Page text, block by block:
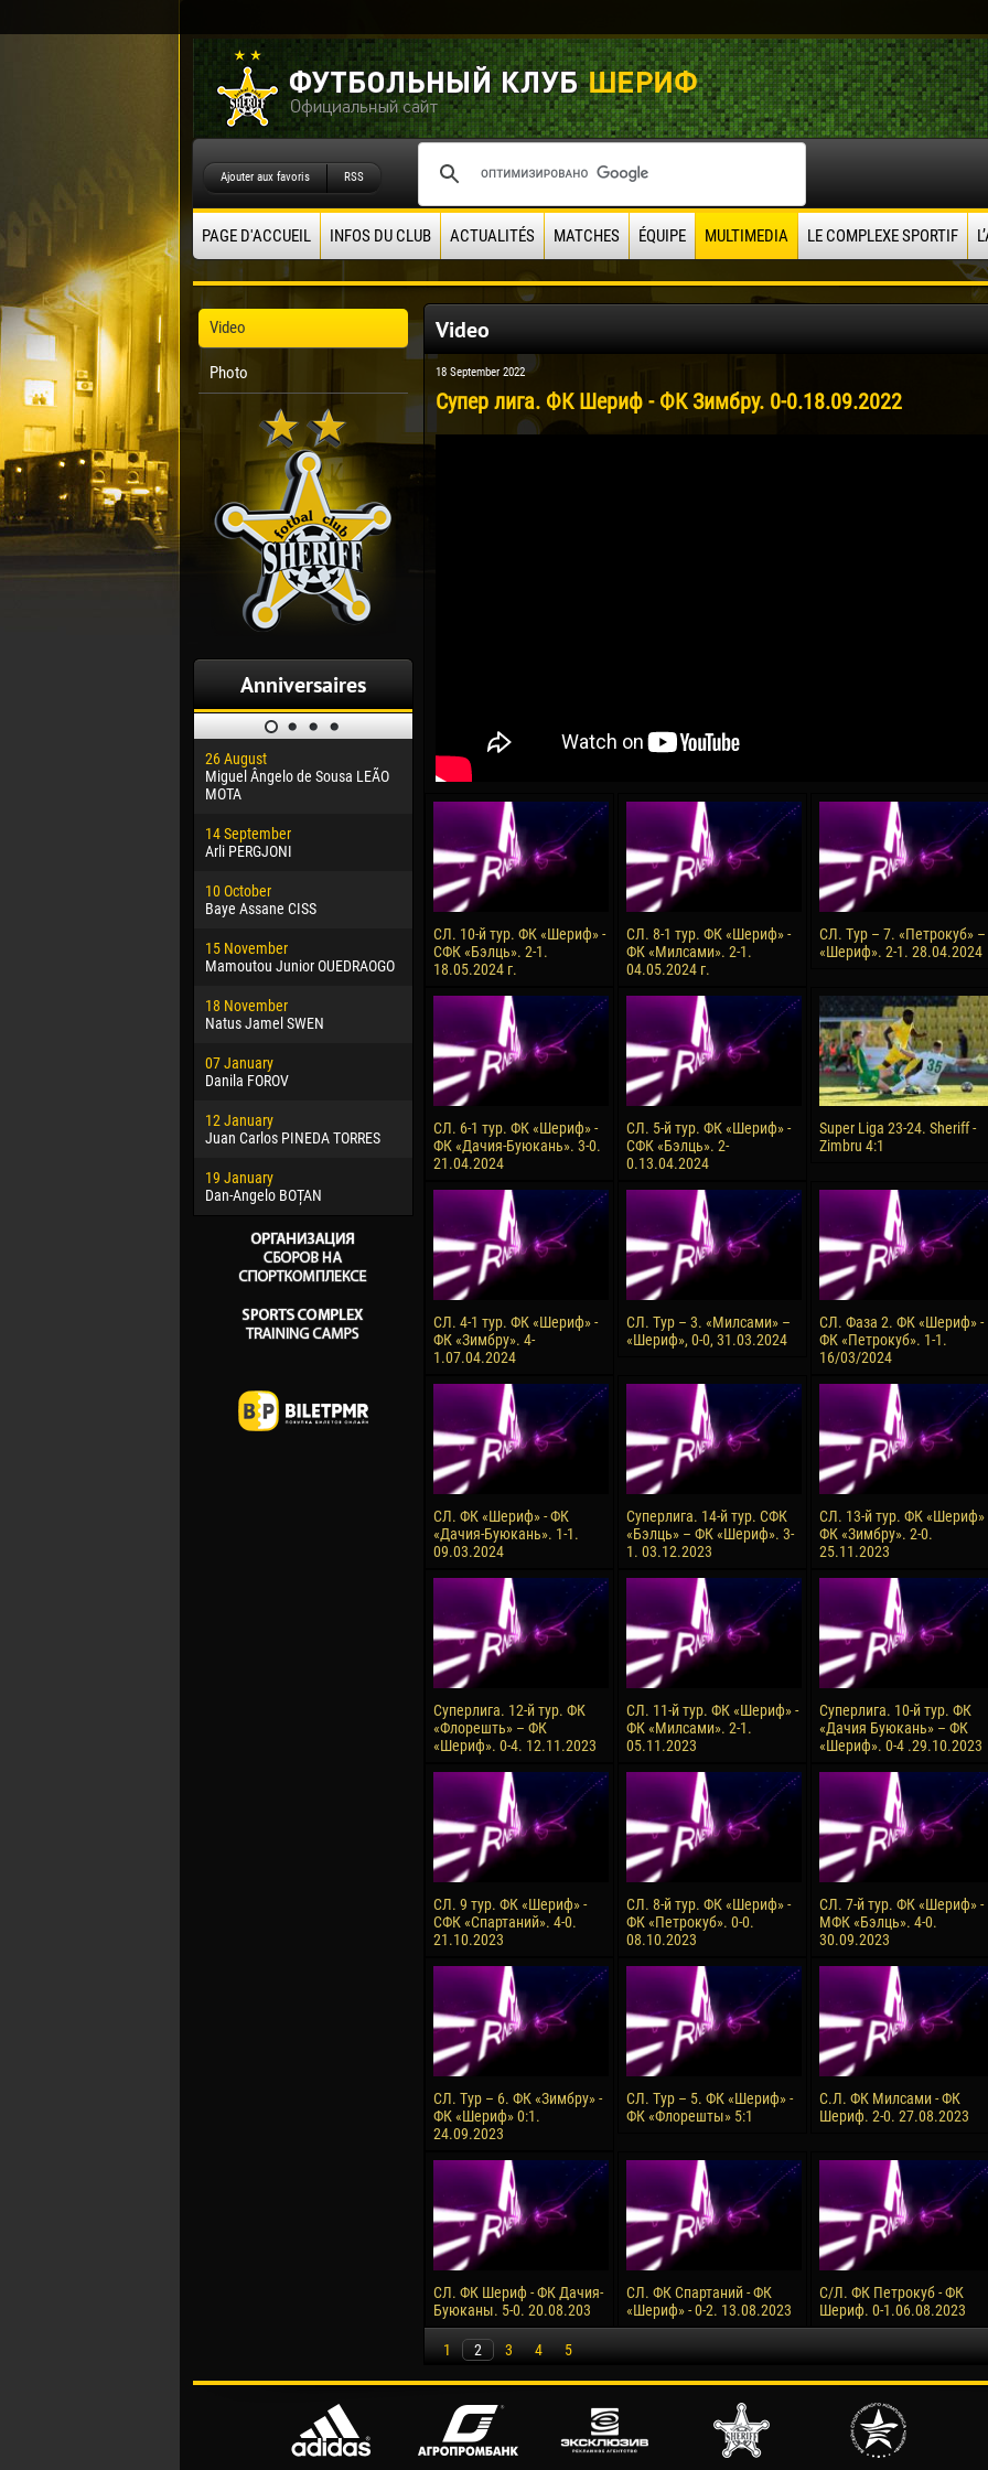
Ajouter aux favoris RSS
PAGE D'ACCUEIL INFOS DU CLUB ACTUALITÉS MATCHES ÉQUIPE MULTIMEDIA LE COMPLEXE SPORTIF
Video
Photo
Anniversaires
26 August
Miguel Ângelo de Sousa LEÃO
MOTA
14 September
Arli PERGJONI
10 October
Baye Assane CISS
15 November
Mamoutou Junior OUEDRAOGO
18 November
Natus Jamel SWEN
07 January
Danila FOROV
12 January
Juan Carlos PINEDA TORRES
19 January
Dan-Angelo BOȚAN
30 January
Dhoraso Moreo KLAS
24 February
Vladislav COSTIN
02 March
Veaceslav COZMA
09 March
Emmanuel AFETSE
Jayder Moreno ASPRILLA
22 March
Samba KONÉ
26 March
Vitor Hugo Morais de OLIVEIRA
28 March
04 May
13 May
Renat JOSAN
15 June
Konan Jaures-Ulrich LOUKOU
24 June
Victor CIUMAȘU
Soumaila MAGASSOUBA
10 July
Bourama FOMBA
15 July
Ivan DYULGEROV
17 July
24 July
Mihail COROTCOV
27 July
Vladimir FRATEA
Video
18 September 2022
Супер лига. ФК Шериф - ФК Зимбру. 0-0.18.09.2022
СЛ. 10-й тур. ФК «Шериф» -
СФК «Бэлць». 2-1.
18.05.2024 г.
СЛ. 8-1 тур. ФК «Шериф» -
ФК «Милсами». 2-1.
04.05.2024 г.
СЛ. Тур – 7. «Петрокуб» –
«Шериф». 2-1. 28.04.2024
СЛ. 6-1 тур. ФК «Шериф» -
ФК «Дачия-Буюкань». 3-0.
21.04.2024
СЛ. 5-й тур. ФК «Шериф» -
СФК «Бэлць». 2-
0.13.04.2024
Super Liga 23-24. Sheriff -
Zimbru 4:1
СЛ. 4-1 тур. ФК «Шериф» -
ФК «Зимбру». 4-
1.07.04.2024
СЛ. Тур – 3. «Милсами» –
«Шериф», 0-0, 31.03.2024
СЛ. Фаза 2. ФК «Шериф» -
ФК «Петрокуб». 1-1.
16/03/2024
СЛ. ФК «Шериф» - ФК
«Дачия-Буюкань». 1-1.
09.03.2024
Суперлига. 14-й тур. СФК
«Бэлць» – ФК «Шериф». 3-
1. 03.12.2023
СЛ. 13-й тур. ФК «Шериф»
ФК «Зимбру». 2-0.
25.11.2023
Суперлига. 12-й тур. ФК
«Флорешть» – ФК
«Шериф». 0-4. 12.11.2023
СЛ. 11-й тур. ФК «Шериф» -
ФК «Милсами». 2-1.
05.11.2023
Суперлига. 10-й тур. ФК
«Дачия Буюкань» – ФК
«Шериф». 0-4 .29.10.2023
СЛ. 9 тур. ФК «Шериф» -
СФК «Спартаний». 4-0.
21.10.2023
СЛ. 8-й тур. ФК «Шериф» -
ФК «Петрокуб». 0-0.
08.10.2023
СЛ. 7-й тур. ФК «Шериф» -
МФК «Бэлць». 4-0.
30.09.2023
СЛ. Тур – 6. ФК «Зимбру» -
ФК «Шериф» 0:1.
24.09.2023
СЛ. Тур – 5. ФК «Шериф» -
ФК «Флорешты» 5:1
С.Л. ФК Милсами - ФК
Шериф. 2-0. 27.08.2023
СЛ. ФК Шериф - ФК Дачия-
Буюканы. 5-0. 20.08.203
СЛ. ФК Спартаний - ФК
«Шериф» - 0-2. 13.08.2023
С/Л. ФК Петрокуб - ФК
Шериф. 0-1.06.08.2023
1 2 3 4 5